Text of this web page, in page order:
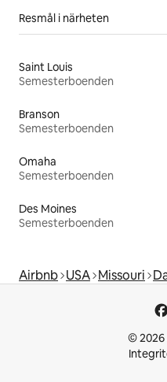
Resmål i närheten
Saint Louis
Semesterboenden
Branson
Semesterboenden
Omaha
Semesterboenden
Des Moines
Semesterboenden
Airbnb USA Missouri
© 2026